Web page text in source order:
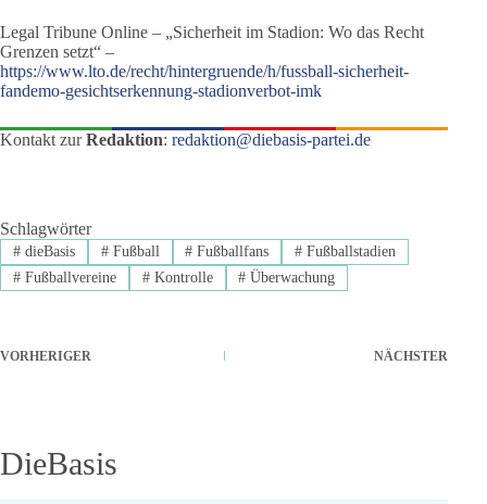
Legal Tribune Online – „Sicherheit im Stadion: Wo das Recht
Grenzen setzt“ –
https://www.lto.de/recht/hintergruende/h/fussball-sicherheit-
fandemo-gesichtserkennung-stadionverbot-imk
Kontakt zurRedaktion: redaktion@diebasis-partei.de
Schlagwörter
#dieBasis #Fußball # Fußballfans # Fußballstadien
#Fußballvereine #Kontrolle # Überwachung
VORHERIGER NÄCHSTER
DieBasis